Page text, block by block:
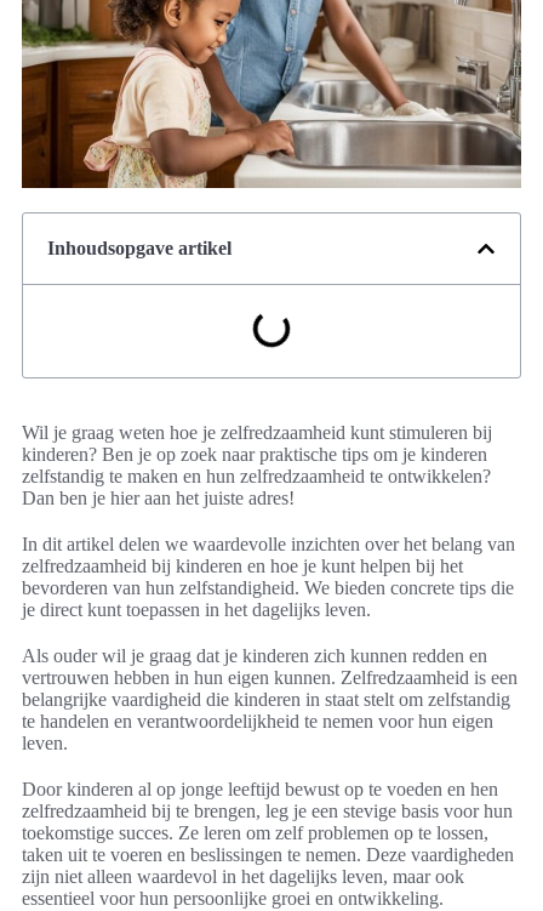
Inhoudsopgave artikel
Wil je graag weten hoe je zelfredzaamheid kunt stimuleren bij
kinderen? Ben je op zoek naar praktische tips om je kinderen
zelfstandig te maken en hun zelfredzaamheid te ontwikkelen?
Dan ben je hier aan het juiste adres!
In dit artikel delen we waardevolle inzichten over het belang van
zelfredzaamheid bij kinderen en hoe je kunt helpen bij het
bevorderen van hun zelfstandigheid. We bieden concrete tips die
je direct kunt toepassen in het dagelijks leven.
Als ouder wil je graag dat je kinderen zich kunnen redden en
vertrouwen hebben in hun eigen kunnen. Zelfredzaamheid is een
belangrijke vaardigheid die kinderen in staat stelt om zelfstandig
te handelen en verantwoordelijkheid te nemen voor hun eigen
leven.
Door kinderen al op jonge leeftijd bewust op te voeden en hen
zelfredzaamheid bij te brengen, leg je een stevige basis voor hun
toekomstige succes. Ze leren om zelf problemen op te lossen,
taken uit te voeren en beslissingen te nemen. Deze vaardigheden
zijn niet alleen waardevol in het dagelijks leven, maar ook
essentieel voor hun persoonlijke groei en ontwikkeling.